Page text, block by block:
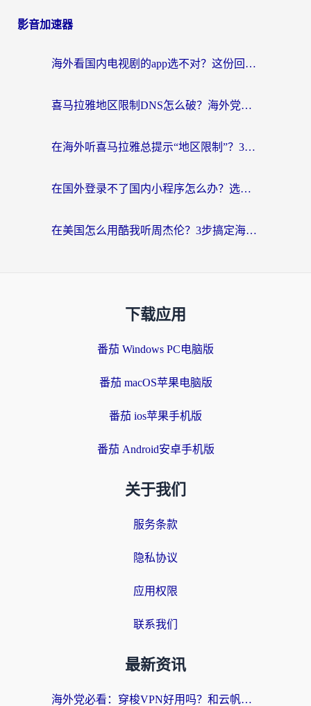
影音加速器
海外看国内电视剧的app选不对？这份回国加速器避坑指南帮你流畅追剧
喜马拉雅地区限制DNS怎么破？海外党听国内音乐听书的终极解决方案
在海外听喜马拉雅总提示“地区限制”？3步轻松解除+听国内音乐全攻略
在国外登录不了国内小程序怎么办？选对回国加速器，轻松解锁国内资源
在美国怎么用酷我听周杰伦？3步搞定海外听歌难题
下载应用
番茄 Windows PC电脑版
番茄 macOS苹果电脑版
番茄 ios苹果手机版
番茄 Android安卓手机版
关于我们
服务条款
隐私协议
应用权限
联系我们
最新资讯
海外党必看：穿梭VPN好用吗？和云帆VPN对比哪个回国效果更好？附真实测评+避坑指南